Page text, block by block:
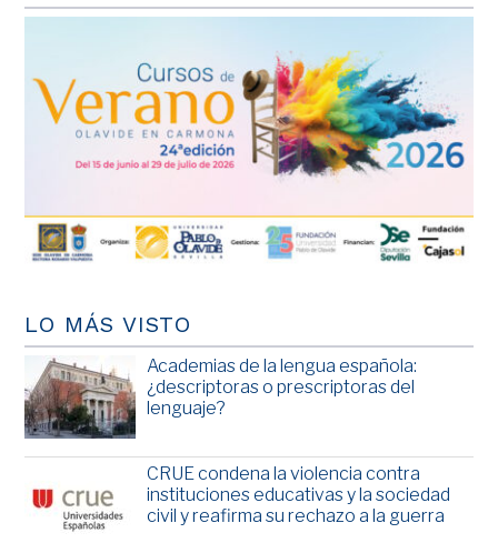
LO MÁS VISTO
Academias de la lengua española:
¿descriptoras o prescriptoras del
lenguaje?
CRUE condena la violencia contra
instituciones educativas y la sociedad
civil y reafirma su rechazo a la guerra